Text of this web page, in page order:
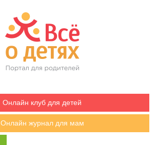
Онлайн клуб для детей
Онлайн журнал для мам